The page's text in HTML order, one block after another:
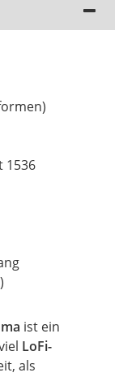
1536
ist ein
LoFi-
als